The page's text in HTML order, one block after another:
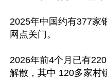
2025年中国约有377家
网点关门。
2026年前4个月已有
解散，其中 120多家村